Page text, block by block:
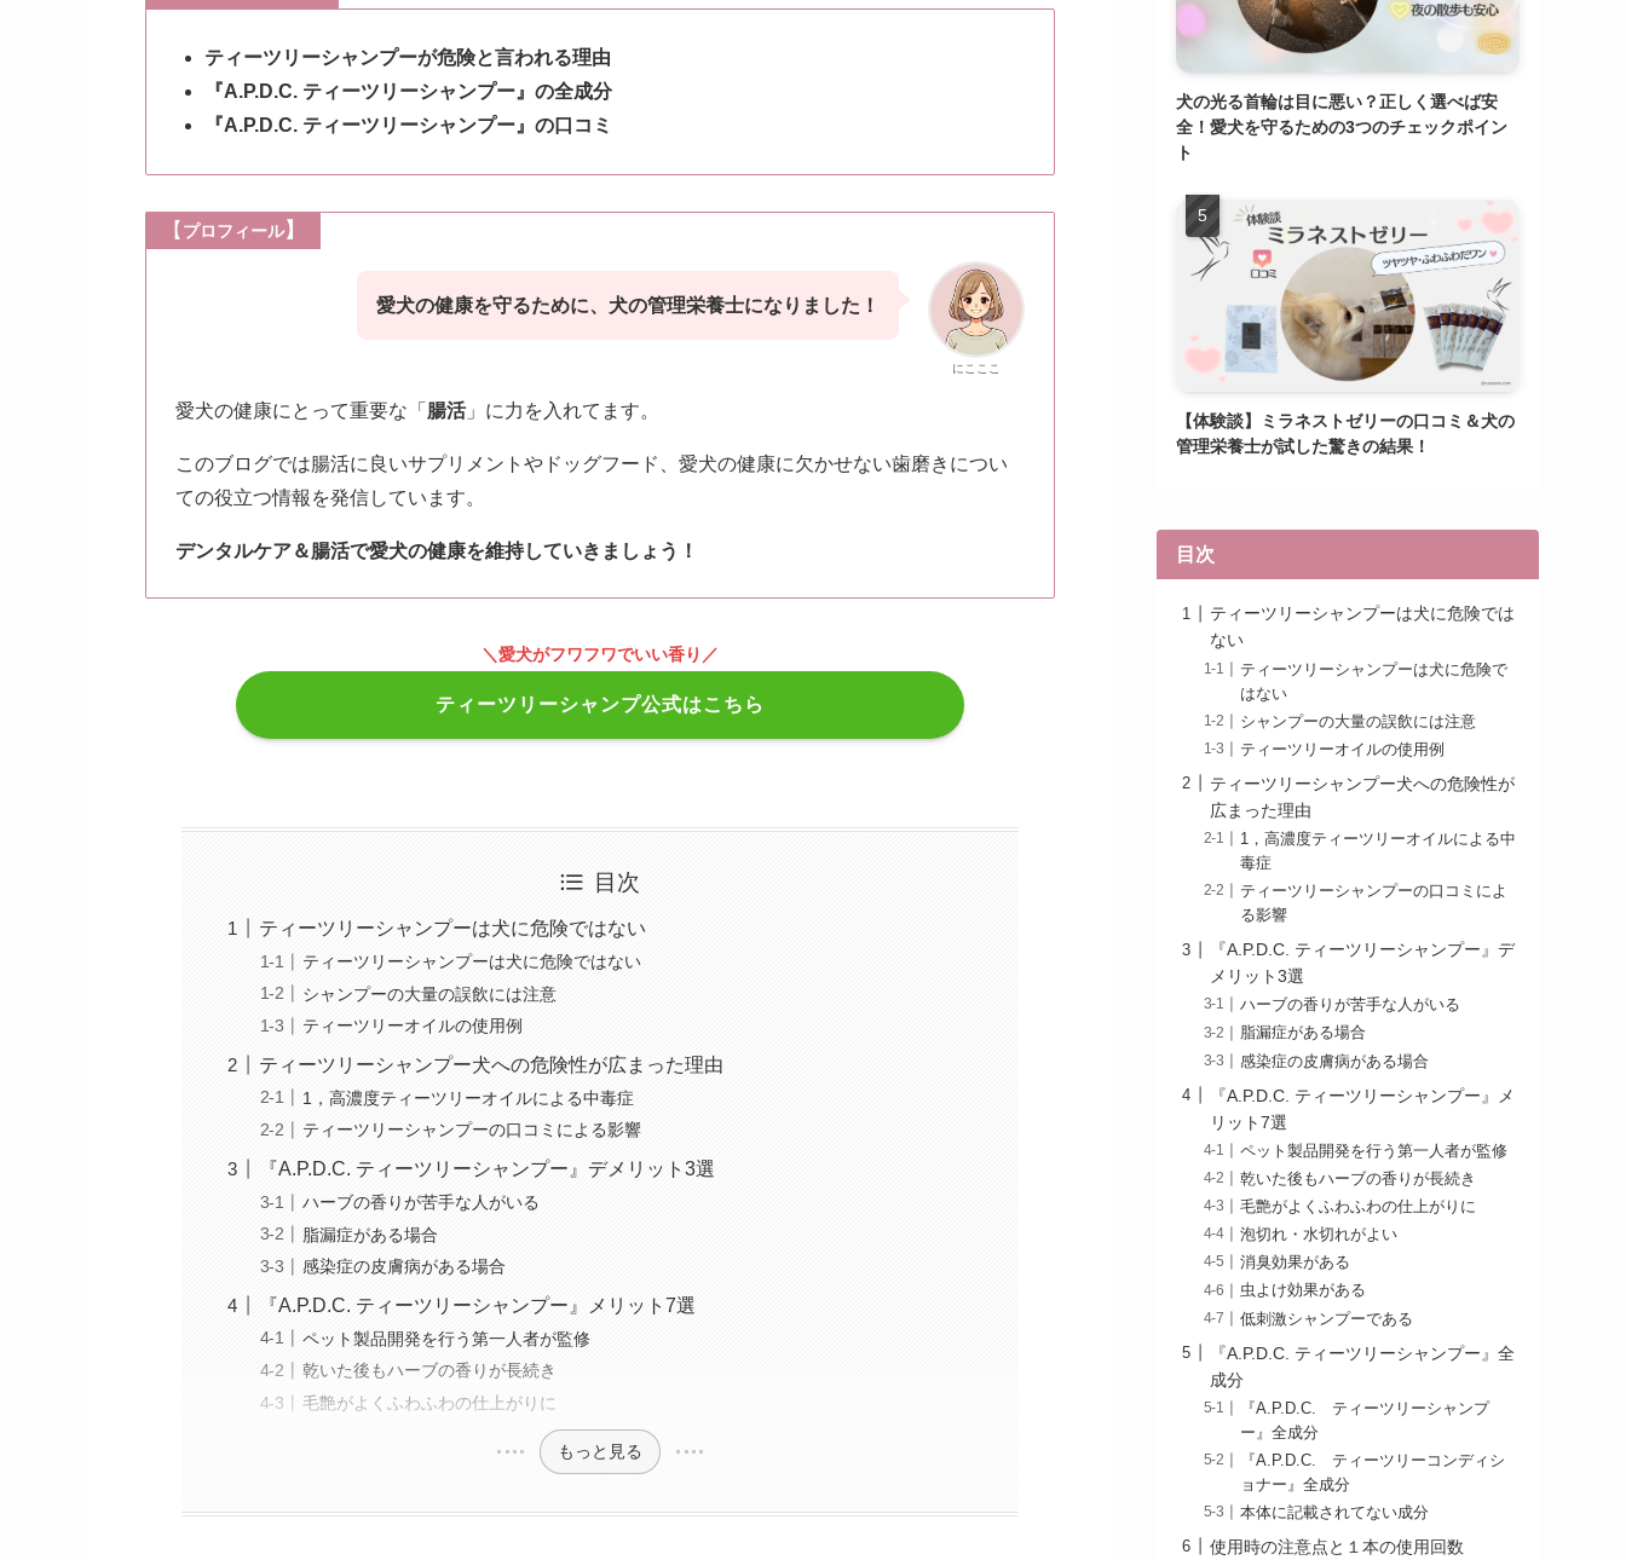
ティーツリーシャンプーが危険と言われる理由
『A.P.D.C. ティーツリーシャンプー』 の全成分
『A.P.D.C. ティーツリーシャンプー』の口コミ
【 プロフィール】
にこここ
愛犬の健康を守るために、犬の管理栄養士になりました！
愛犬の健康にとって重要な「 腸活」に力を入れてます。
このブログでは腸活に良いサプリメントやドッグフード、愛犬の健康に欠かせない歯磨きについ
ての役立つ情報を発信しています。
デンタルケア＆腸活で愛犬の健康を維持していきましょう！
＼愛犬がフワフワでいい香り／
ティーツリーシャンプ公式はこちら
目次
ティーツリーシャンプーは犬に危険ではない
ティーツリーシャンプーは犬に危険ではない
シャンプーの大量の誤飲には注意
ティーツリーオイルの使用例
ティーツリーシャンプー犬への危険性が広まった理由
1，高濃度ティーツリーオイルによる中毒症
ティーツリーシャンプーの口コミによる影響
『A.P.D.C. ティーツリーシャンプー』デメリット3選
ハーブの香りが苦手な人がいる
脂漏症がある場合
感染症の皮膚病がある場合
『A.P.D.C. ティーツリーシャンプー』メリット7選
ペット製品開発を行う第一人者が監修
乾いた後もハーブの香りが長続き
毛艶がよくふわふわの仕上がりに
もっと見る
犬の光る首輪は目に悪い？正しく選べば安
全！愛犬を守るための3つのチェックポイン
ト
【体験談】ミラネストゼリーの口コミ＆犬の
管理栄養士が試した驚きの結果！
目次
ティーツリーシャンプーは犬に危険では
ない
ティーツリーシャンプーは犬に危険で
はない
シャンプーの大量の誤飲には注意
ティーツリーオイルの使用例
ティーツリーシャンプー犬への危険性が
広まった理由
1，高濃度ティーツリーオイルによる中
毒症
ティーツリーシャンプーの口コミによ
る影響
『A.P.D.C. ティーツリーシャンプー』デ
メリット3選
ハーブの香りが苦手な人がいる
脂漏症がある場合
感染症の皮膚病がある場合
『A.P.D.C. ティーツリーシャンプー』メ
リット7選
ペット製品開発を行う第一人者が監修
乾いた後もハーブの香りが長続き
毛艶がよくふわふわの仕上がりに
泡切れ・水切れがよい
消臭効果がある
虫よけ効果がある
低刺激シャンプーである
『A.P.D.C. ティーツリーシャンプー』全
成分
『A.P.D.C. ティーツリーシャンプ
ー』全成分
『A.P.D.C. ティーツリーコンディシ
ョナー』全成分
本体に記載されてない成分
使用時の注意点と１本の使用回数